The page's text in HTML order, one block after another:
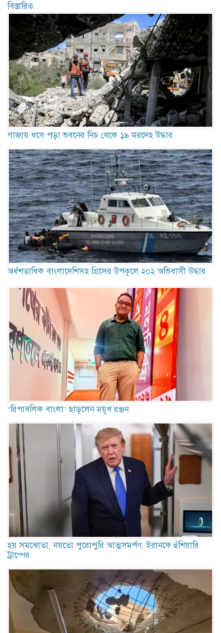
বিস্তারিত..
গাজায় ধসে পড়া ভবনের নিচ থেকে ১৯ মরদেহ উদ্ধার
অর্ধশতাধিক বাংলাদেশিসহ গ্রিসের উপকূলে ২০২ অভিবাসী উদ্ধার
‘রিপাবলিক বাংলা’ ছাড়লেন ময়ূখ রঞ্জন
হয় সমঝোতা, নয়তো পুরোপুরি আত্মসমর্পণ: ইরানকে হুঁশিয়ারি
ট্রাম্পের